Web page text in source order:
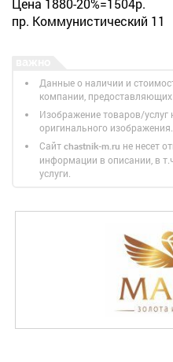
Цена 1880-20%=1504р.
пр. Коммунистический 11
Данные о наличии и
компании, предоставляющих
Изображение товаров/услуг
оригинального изображения.
Сайт chastnik-m.ru не несет
информации в описании, в
услуги.